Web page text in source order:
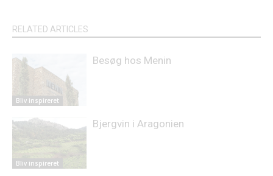
RELATED ARTICLES
Bliv inspireret
Besøg hos Menin
Bliv inspireret
Bjergvin i Aragonien